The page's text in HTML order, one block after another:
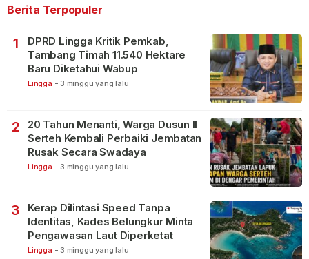
Berita Terpopuler
1
DPRD Lingga Kritik Pemkab,
Tambang Timah 11.540 Hektare
Baru Diketahui Wabup
Lingga - 3 minggu yang lalu
2
20 Tahun Menanti, Warga Dusun II
Serteh Kembali Perbaiki Jembatan
Rusak Secara Swadaya
Lingga - 3 minggu yang lalu
3
Kerap Dilintasi Speed Tanpa
Identitas, Kades Belungkur Minta
Pengawasan Laut Diperketat
Lingga - 3 minggu yang lalu